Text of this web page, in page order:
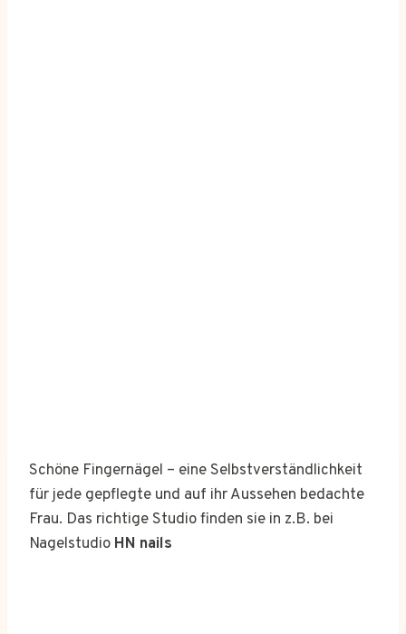
Schöne Fingernägel – eine Selbstverständlichkeit
für jede gepflegte und auf ihr Aussehen bedachte
Frau. Das richtige Studio finden sie in z.B. bei
Nagelstudio HN nails